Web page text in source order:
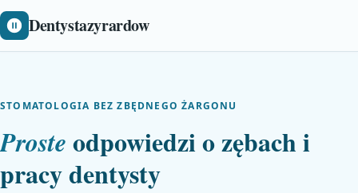
Dentystazyrardow
STOMATOLOGIA BEZ ZBĘDNEGO ŻARGONU
Proste odpowiedzi o zębach i
pracy dentysty